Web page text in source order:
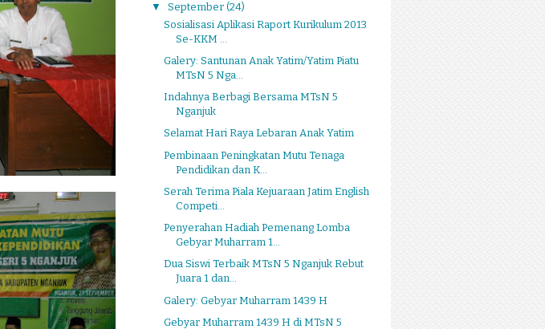
▼ September (24)
Sosialisasi Aplikasi Raport Kurikulum 2013
Se-KKM ...
Galery: Santunan Anak Yatim/Yatim Piatu
MTsN 5 Nga...
Indahnya Berbagi Bersama MTsN 5
Nganjuk
Selamat Hari Raya Lebaran Anak Yatim
Pembinaan Peningkatan Mutu Tenaga
Pendidikan dan K...
Serah Terima Piala Kejuaraan Jatim English
Competi...
Penyerahan Hadiah Pemenang Lomba
Gebyar Muharram 1...
Dua Siswi Terbaik MTsN 5 Nganjuk Rebut
Juara 1 dan...
Galery: Gebyar Muharram 1439 H
Gebyar Muharram 1439 H di MTsN 5